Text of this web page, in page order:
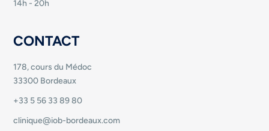
14h - 20h
CONTACT
178, cours du Médoc
33300 Bordeaux
+33 5 56 33 89 80
clinique@iob-bordeaux.com